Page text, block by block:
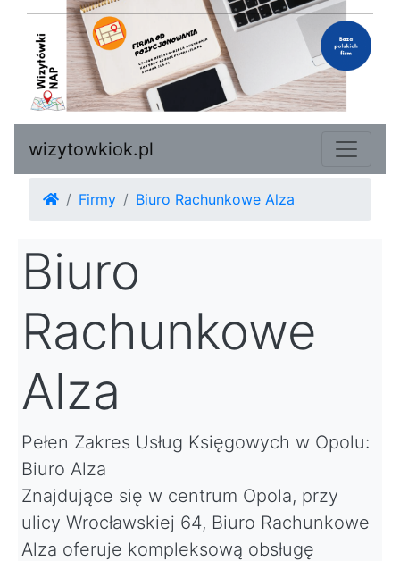
wizytowkiok.pl
Firmy Biuro Rachunkowe Alza
Biuro
Rachunkowe
Alza
Pełen Zakres Usług Księgowych w Opolu:
Biuro Alza
Znajdujące się w centrum Opola, przy
ulicy Wrocławskiej 64, Biuro Rachunkowe
Alza oferuje kompleksową obsługę